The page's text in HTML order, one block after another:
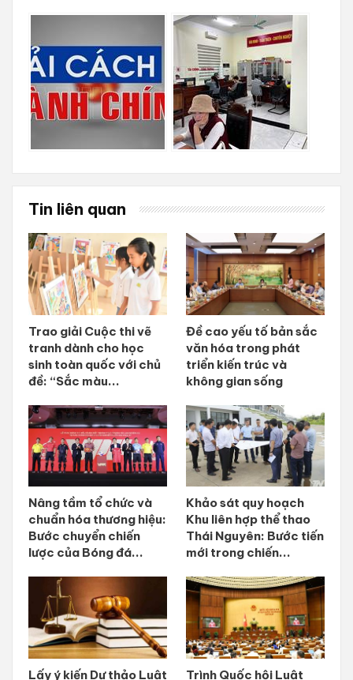
Tin liên quan
Trao giải Cuộc thi vẽ
tranh dành cho học
sinh toàn quốc với chủ
đề: “Sắc màu...
Đề cao yếu tố bản sắc
văn hóa trong phát
triển kiến trúc và
không gian sống
Nâng tầm tổ chức và
chuẩn hóa thương hiệu:
Bước chuyển chiến
lược của Bóng đá...
Khảo sát quy hoạch
Khu liên hợp thể thao
Thái Nguyên: Bước tiến
mới trong chiến...
Lấy ý kiến Dự thảo Luật Trình Quốc hội Luật